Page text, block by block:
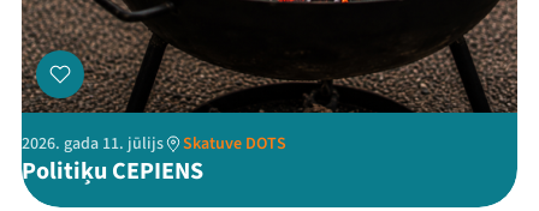
2026. gada 11. jūlijs Skatuve DOTS
Politiķu CEPIENS